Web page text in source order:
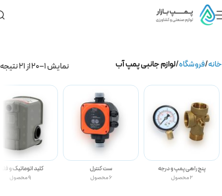
خانه فروشگاه لوازم جانبی پمپ آب نمایش 1–20 از 21 نتیجه
پنج راهی پمپ و درجه
2 محصول
ست کنترل
6 محصول
کلید اتوماتیک و
9 محصول